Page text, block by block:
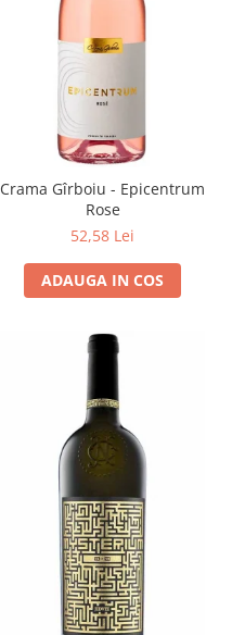
Crama Gîrboiu - Epicentrum
Rose
52,58 Lei
ADAUGA IN COS